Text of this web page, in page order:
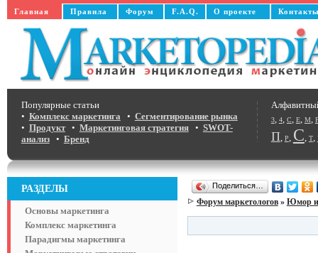
Главная Правила Форум F.A.Q. О проекте
3, 4, C, E, M,
П, Р, С, Т,
Популярные статьи
• Комплекс маркетинга • Сегментирование рынка
• Продукт• Маркетинговая стратегия• SWOT-
анализ• Бренд
РАЗДЕЛЫ
Основы маркетинга
Комплекс маркетинга
Парадигмы маркетинга
Поделиться…
Форум маркетологов» Юмор и